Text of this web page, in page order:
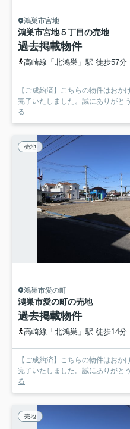
鴻巣市宮地
鴻巣市宮地５丁目の売地
過去掲載物件
高崎線「北鴻巣」駅 徒歩57分
【ご成約済】こちらの物件はお
完了いたしました。誠にありがと
る
売地
鴻巣市愛の町
鴻巣市愛の町の売地
過去掲載物件
高崎線「北鴻巣」駅 徒歩14分
【ご成約済】こちらの物件はお
完了いたしました。誠にありがと
る
売地